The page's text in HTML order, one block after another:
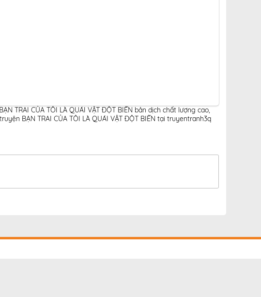
TRAI CỦA TÔI LÀ QUÁI VẬT ĐỘT BIẾN bản dịch chất lượng cao,
BẠN TRAI CỦA TÔI LÀ QUÁI VẬT ĐỘT BIẾN tại truyentranh3q